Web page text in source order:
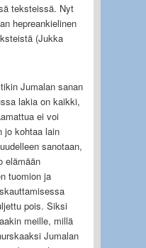
teksteissä. Nyt
hepreankielinen
(Jukka
Jumalan sanan
lakia on kaikki,
ei voi
jo kohtaa lain
sanotaan,
elämään
tuomion ja
pois. Siksi
meille, millä
Jumalan